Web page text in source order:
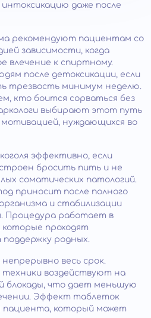
даже после
рекомендуют пациентам со
зависимости, когда
влечение к спиртному.
после детоксикации, если
трезвость минимум неделю.
кто боится сорваться без
выбирают этот путь
мотивацией, нуждающихся во
эффективно, если
бросить пить и не
соматических патологий.
приносит после полного
и стабилизации
Процедура работает в
проходят
родных.
весь срок.
техники воздействуют на
блокады, что дает меньшую
Эффект таблеток
пациента, который может